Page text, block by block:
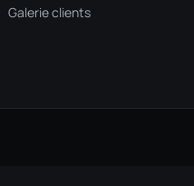
Galerie clients